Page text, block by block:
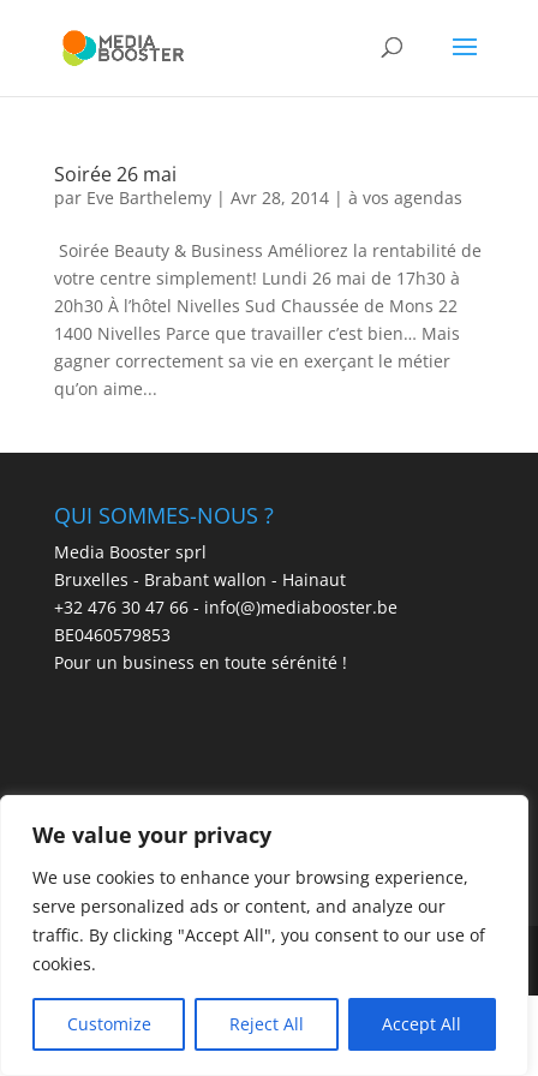
We value your privacy
We use cookies to enhance your browsing experience,
serve personalized ads or content, and analyze our
traffic. By clicking "Accept All", you consent to our use of
cookies.
Customize Reject All Accept All
Soirée 26 mai
par Eve Barthelemy| Avr 28, 2014| à vos agendas
Soirée Beauty & Business Améliorez la rentabilité de
votre centre simplement! Lundi 26 mai de 17h30 à
20h30 À l’hôtel Nivelles Sud Chaussée de Mons 22
1400 Nivelles Parce que travailler c’est bien… Mais
gagner correctement sa vie en exerçant le métier
qu’on aime...
QUI SOMMES-NOUS ?
Media Booster sprl
Bruxelles - Brabant wallon - Hainaut
+32 476 30 47 66 - info(@)mediabooster.be
BE0460579853
Pour un business en toute sérénité !